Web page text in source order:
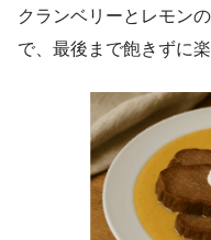
クランベリーとレモン
で、最後まで飽きずに